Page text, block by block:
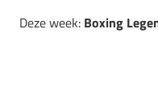
Deze week: Boxing